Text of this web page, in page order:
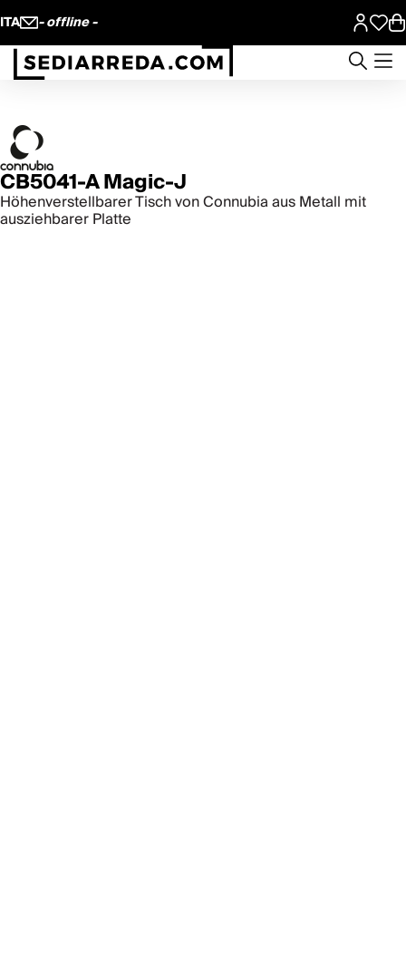
ITA - offline -
CB5041-A Magic-J
Höhenverstellbarer Tisch von Connubia aus Metall mit
ausziehbarer Platte